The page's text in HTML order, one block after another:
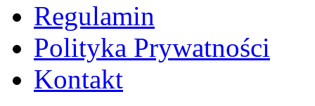
Regulamin
Polityka Prywatności
Kontakt